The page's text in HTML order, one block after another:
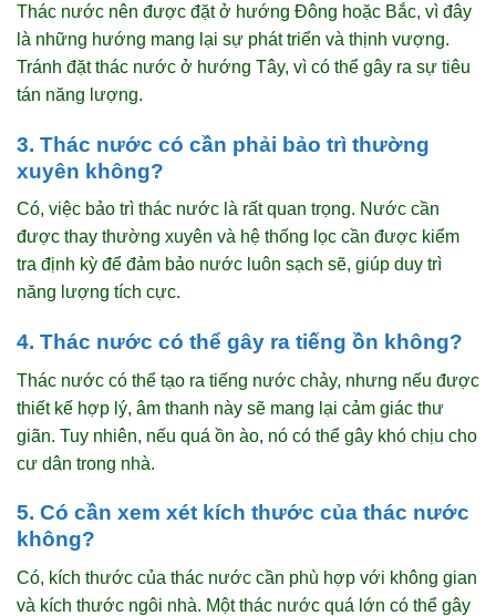
Thác nước nên được đặt ở hướng Đông hoặc Bắc, vì đây
là những hướng mang lại sự phát triển và thịnh vượng.
Tránh đặt thác nước ở hướng Tây, vì có thể gây ra sự tiêu
tán năng lượng.
3. Thác nước có cần phải bảo trì thường
xuyên không?
Có, việc bảo trì thác nước là rất quan trọng. Nước cần
được thay thường xuyên và hệ thống lọc cần được kiểm
tra định kỳ để đảm bảo nước luôn sạch sẽ, giúp duy trì
năng lượng tích cực.
4. Thác nước có thể gây ra tiếng ồn không?
Thác nước có thể tạo ra tiếng nước chảy, nhưng nếu được
thiết kế hợp lý, âm thanh này sẽ mang lại cảm giác thư
giãn. Tuy nhiên, nếu quá ồn ào, nó có thể gây khó chịu cho
cư dân trong nhà.
5. Có cần xem xét kích thước của thác nước
không?
Có, kích thước của thác nước cần phù hợp với không gian
và kích thước ngôi nhà. Một thác nước quá lớn có thể gây